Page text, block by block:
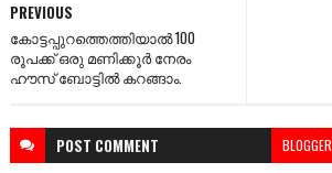
PREVIOUS
കോട്ടപ്പുറത്തെത്തിയാൽ 100
രൂപക്ക് ഒരു മണിക്കൂർ നേരം
ഹൗസ് ബോട്ടിൽ കറങ്ങാം.
POST COMMENT BLOGGER